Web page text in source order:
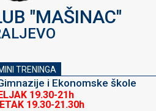
"MAŠINAC"
TRENINGA
i Ekonomske škole
19.30-21h
19.30-21.30h